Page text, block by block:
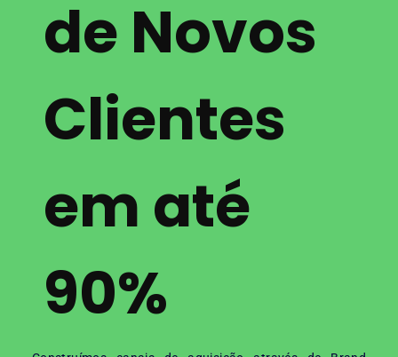
de Novos
Clientes
em até
90%